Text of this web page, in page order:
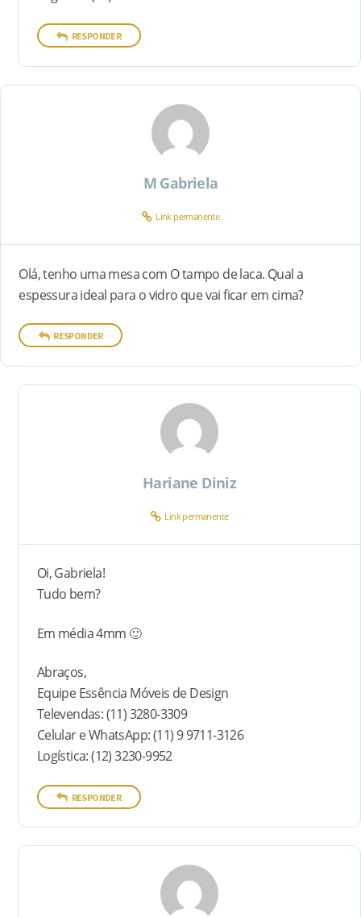
RESPONDER
M Gabriela
Link permanente
Olá, tenho uma mesa com O tampo de laca. Qual a
espessura ideal para o vidro que vai ficar em cima?
RESPONDER
Hariane Diniz
Link permanente
Oi, Gabriela!
Tudo bem?
Em média 4mm 🙂
Abraços,
Equipe Essência Móveis de Design
Televendas: (11) 3280-3309
Celular e WhatsApp: (11) 9 9711-3126
Logística: (12) 3230-9952
RESPONDER